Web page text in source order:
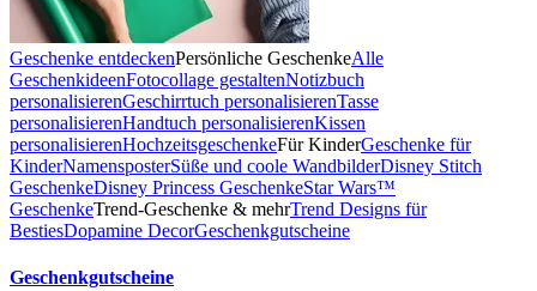
Geschenke entdeckenPersönliche GeschenkeAlle
GeschenkideenFotocollage gestaltenNotizbuch
personalisierenGeschirrtuch personalisierenTasse
personalisierenHandtuch personalisierenKissen
personalisierenHochzeitsgeschenkeFür KinderGeschenke für
KinderNamensposterSüße und coole WandbilderDisney Stitch
GeschenkeDisney Princess GeschenkeStar Wars™
GeschenkeTrend-Geschenke & mehrTrend Designs für
BestiesDopamine DecorGeschenkgutscheine
Geschenkgutscheine